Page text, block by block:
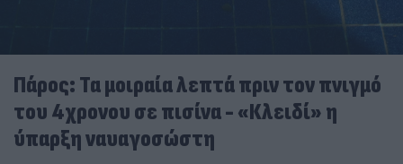
Πάρος: Τα μοιραία λεπτά πριν τον πνιγμό
του 4χρονου σε πισίνα - «Κλειδί» η
ύπαρξη ναυαγοσώστη